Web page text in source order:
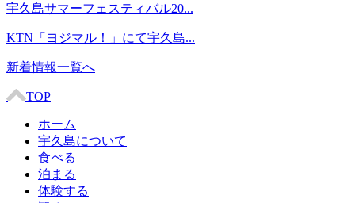
宇久島サマーフェスティバル20...
KTN「ヨジマル！」にて宇久島...
新着情報一覧へ
TOP
ホーム
宇久島について
食べる
泊まる
体験する